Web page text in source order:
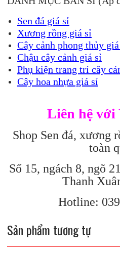
Sen đá giá sỉ
Xương rồng giá sỉ
Cây cảnh phong thủy
Chậu cây cảnh giá sỉ
Phụ kiện trang trí cây
Cây hoa nhựa giá sỉ
Liên hệ với
Shop Sen đá, xương
toàn
Số 15, ngách 8, ngõ
Thanh
Hotline:
Sản phẩm tương tự